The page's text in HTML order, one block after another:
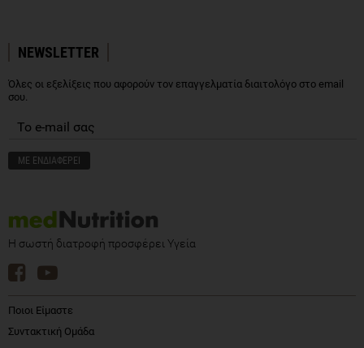
NEWSLETTER
Όλες οι εξελίξεις που αφορούν τον επαγγελματία διαιτολόγο στο email
σου.
Η σωστή διατροφή προσφέρει Υγεία
Ποιοι Είμαστε
Συντακτική Ομάδα